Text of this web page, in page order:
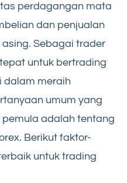
perdagangan mata
dan penjualan
Sebagai trader
untuk bertrading
dalam meraih
umum yang
adalah tentang
Berikut faktor-
untuk trading